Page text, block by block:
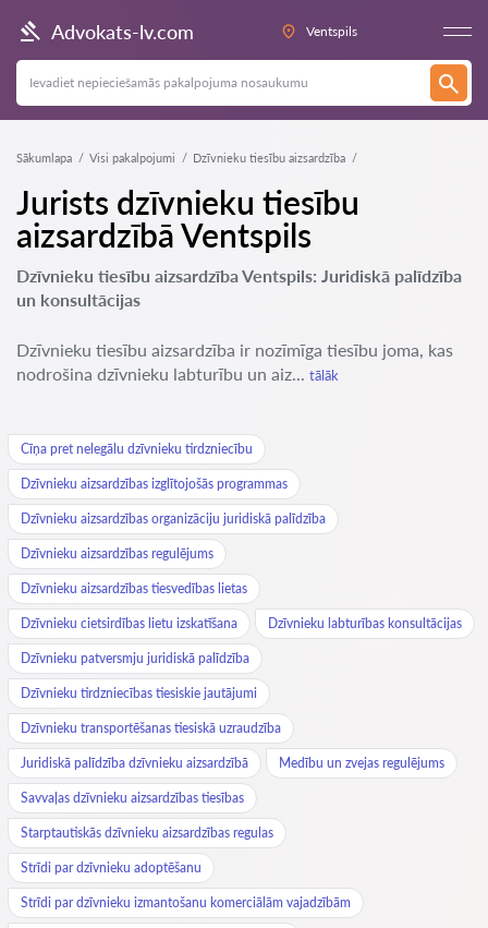
Advokats-lv.com Ventspils
Sākumlapa Visi pakalpojumi Dzīvnieku tiesību aizsardzība
Jurists dzīvnieku tiesību
aizsardzībā Ventspils
Dzīvnieku tiesību aizsardzība Ventspils: Juridiskā palīdzība
un konsultācijas
Dzīvnieku tiesību aizsardzība ir nozīmīga tiesību joma, kas
nodrošina dzīvnieku labturību un aiz... tālāk
Cīņa pret nelegālu dzīvnieku tirdzniecību
Dzīvnieku aizsardzības izglītojošās programmas
Dzīvnieku aizsardzības organizāciju juridiskā palīdzība
Dzīvnieku aizsardzības regulējums
Dzīvnieku aizsardzības tiesvedības lietas
Dzīvnieku cietsirdības lietu izskatīšana Dzīvnieku labturības konsultācijas
Dzīvnieku patversmju juridiskā palīdzība
Dzīvnieku tirdzniecības tiesiskie jautājumi
Dzīvnieku transportēšanas tiesiskā uzraudzība
Juridiskā palīdzība dzīvnieku aizsardzībā Medību un zvejas regulējums
Savvaļas dzīvnieku aizsardzības tiesības
Starptautiskās dzīvnieku aizsardzības regulas
Strīdi par dzīvnieku adoptēšanu
Strīdi par dzīvnieku izmantošanu komerciālām vajadzībām